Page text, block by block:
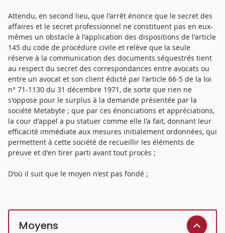
Attendu, en second lieu, que l'arrêt énonce que le secret des
affaires et le secret professionnel ne constituent pas en eux-
mêmes un obstacle à l'application des dispositions de l'article
145 du code de procédure civile et relève que la seule
réserve à la communication des documents séquestrés tient
au respect du secret des correspondances entre avocats ou
entre un avocat et son client édicté par l'article 66-5 de la loi
n° 71-1130 du 31 décembre 1971, de sorte que rien ne
s'oppose pour le surplus à la demande présentée par la
société Metabyte ; que par ces énonciations et appréciations,
la cour d'appel a pu statuer comme elle l'a fait, donnant leur
efficacité immédiate aux mesures initialement ordonnées, qui
permettent à cette société de recueillir les éléments de
preuve et d'en tirer parti avant tout procès ;
D'où il suit que le moyen n'est pas fondé ;
Moyens